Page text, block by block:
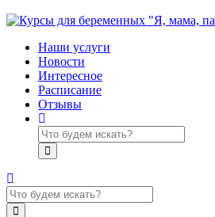
Наши услуги
Новости
Интересное
Расписание
Отзывы